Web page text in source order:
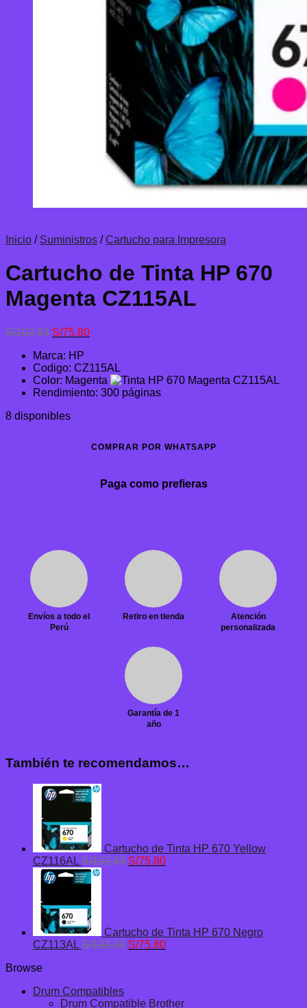
Inicio / Suministros / Cartucho para Impresora
Cartucho de Tinta HP 670
Magenta CZ115AL
S/102.33 El
original
era:
S/102.33.
S/75.80El
es:
S/75.80.
Marca: HP
Codigo: CZ115AL
Color: Magenta
Rendimiento: 300 páginas
8 disponibles
COMPRAR POR WHATSAPP
Paga como prefieras
Envíos a todo el
Perú
Retiro en tienda
Atención
personalizada
Garantía de 1
año
También te recomendamos…
Cartucho de Tinta HP 670 Yellow
CZ116AL S/102.33 El
S/75.80El
Cartucho de Tinta HP 670 Negro
CZ113AL S/102.33 El
S/75.80El
Browse
Drum Compatibles
Drum Compatible Brother